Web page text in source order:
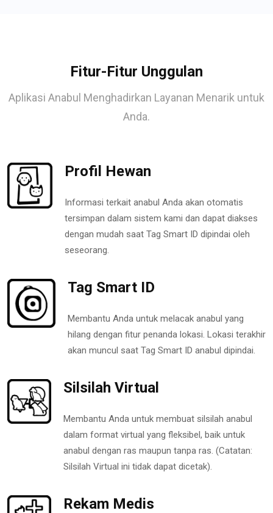
Fitur-Fitur Unggulan
Aplikasi Anabul Menghadirkan Layanan Menarik untuk
Anda.
Profil Hewan
Informasi terkait anabul Anda akan otomatis
tersimpan dalam sistem kami dan dapat diakses
dengan mudah saat Tag Smart ID dipindai oleh
seseorang.
Tag Smart ID
Membantu Anda untuk melacak anabul yang
hilang dengan fitur penanda lokasi. Lokasi terakhir
akan muncul saat Tag Smart ID anabul dipindai.
Silsilah Virtual
Membantu Anda untuk membuat silsilah anabul
dalam format virtual yang fleksibel, baik untuk
anabul dengan ras maupun tanpa ras. (Catatan:
Silsilah Virtual ini tidak dapat dicetak).
Rekam Medis